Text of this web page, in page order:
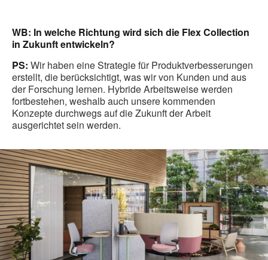
WB: In welche Richtung wird sich die Flex Collection
in Zukunft entwickeln?
PS: Wir haben eine Strategie für Produktverbesserungen
erstellt, die berücksichtigt, was wir von Kunden und aus
der Forschung lernen. Hybride Arbeitsweise werden
fortbestehen, weshalb auch unsere kommenden
Konzepte durchwegs auf die Zukunft der Arbeit
ausgerichtet sein werden.